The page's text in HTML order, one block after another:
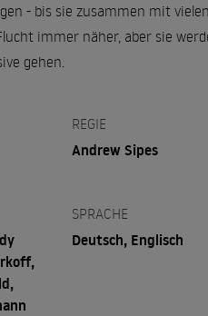
- bis sie zusammen mit vielen
immer näher, aber sie
gehen.
REGIE
Andrew Sipes
SPRACHE
Deutsch, Englisch